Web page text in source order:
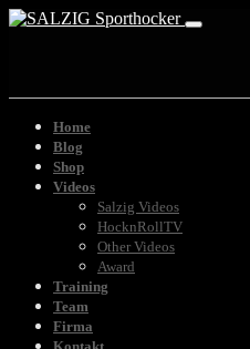
Home
Blog
Shop
Videos
Salzig Videos
HocknRollTV
Other Videos
Award
Training
Team
Firma